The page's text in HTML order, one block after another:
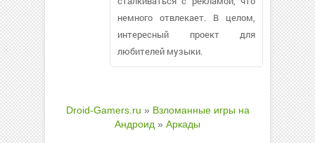
немного отвлекает. В целом,
интересный проект для
любителей музыки.
Droid-Gamers.ru » Взломанные игры на
Андроид » Аркады